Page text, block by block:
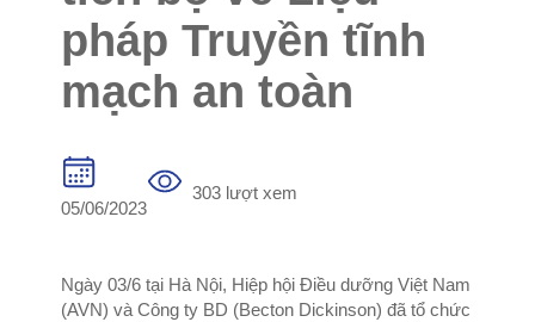
pháp Truyền tĩnh
mạch an toàn
05/06/2023
303 lượt xem
Ngày 03/6 tại Hà Nội, Hiệp hội Điều dưỡng Việt Nam
(AVN) và Công ty BD (Becton Dickinson) đã tổ chức